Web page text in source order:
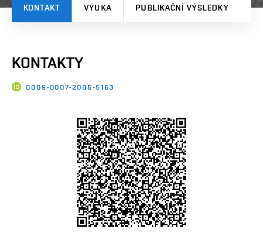
KONTAKT VÝUKA PUBLIKAČNÍ VÝSLEDKY
KONTAKTY
0009-0007-2005-5163